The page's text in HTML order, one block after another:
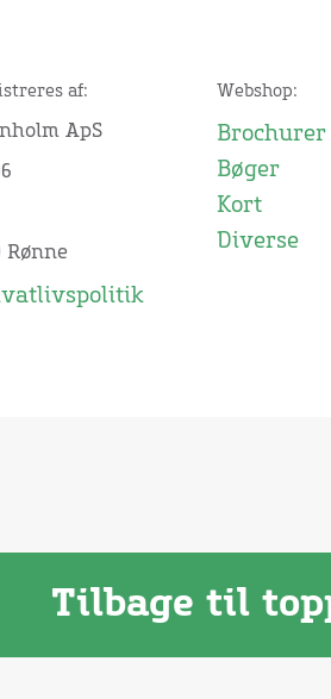
af:
ApS
Rønne
Webshop:
Brochurer
Bøger
Kort
Diverse
Tilbage til